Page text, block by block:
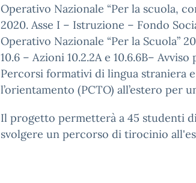
Operativo Nazionale “Per la scuola,
2020. Asse I – Istruzione – Fondo
Operativo Nazionale “Per la Scuola”
10.6 – Azioni 10.2.2A e 10.6.6B–
Percorsi formativi di lingua straniera
l’orientamento (PCTO) all’estero per
Il progetto permetterà a 45 studenti
svolgere un percorso di tirocinio